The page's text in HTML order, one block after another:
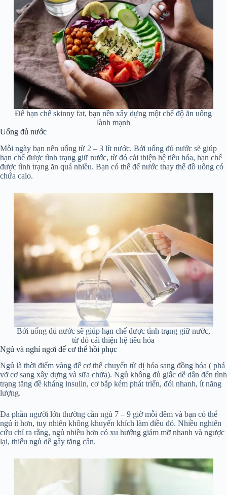
Để hạn chế skinny fat, bạn nên xây dựng một chế độ ăn uống
lành mạnh
Uống đủ nước
Mỗi ngày bạn nên uống từ 2 – 3 lít nước. Bởi uống đủ nước sẽ giúp
hạn chế được tình trạng giữ nước, từ đó cải thiện hệ tiêu hóa, hạn chế
được tình trạng ăn quá nhiều. Bạn có thể để nước thay thế đồ uống có
chứa calo.
Bởi uống đủ nước sẽ giúp hạn chế được tình trạng giữ nước,
từ đó cải thiện hệ tiêu hóa
Ngủ và nghỉ ngơi để cơ thể hồi phục
Ngủ là thời điểm vàng để cơ thể chuyển từ dị hóa sang đồng hóa ( phá
vỡ cơ sang xây dựng và sữa chữa). Ngủ không đủ giấc dễ dẫn đến tình
trạng tăng đề kháng insulin, cơ bắp kém phát triển, đói nhanh, ít năng
lượng.
Đa phần người lớn thường cần ngủ 7 – 9 giờ mỗi đêm và bạn có thể
ngủ ít hơn, tuy nhiên không khuyến khích làm điều đó. Nhiều nghiên
cứu chỉ ra rằng, ngủ nhiều hơn có xu hướng giảm mỡ nhanh và ngược
lại, thiếu ngủ dễ gây tăng cân.